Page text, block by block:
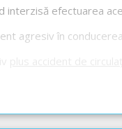
interzisă efectuarea
agresiv în
fără accident de